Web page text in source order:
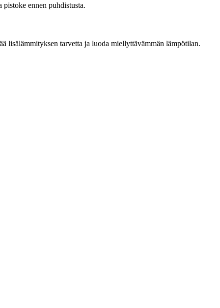
ennen puhdistusta.
lisälämmityksen tarvetta ja luoda miellyttävämmän lämpötilan.